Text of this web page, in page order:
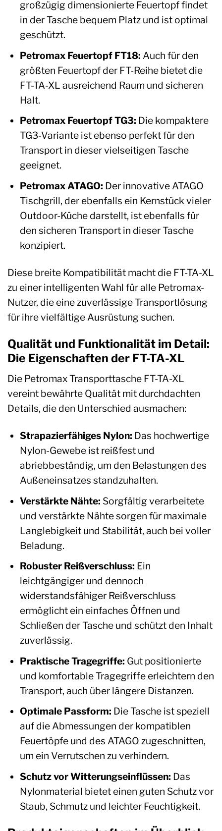
großzügig dimensionierte Feuertopf findet
in der Tasche bequem Platz und ist optimal
geschützt.
Petromax Feuertopf FT18: Auch für den
größten Feuertopf der FT-Reihe bietet die
FT-TA-XL ausreichend Raum und sicheren
Halt.
Petromax Feuertopf TG3: Die kompaktere
TG3-Variante ist ebenso perfekt für den
Transport in dieser vielseitigen Tasche
geeignet.
Petromax ATAGO: Der innovative ATAGO
Tischgrill, der ebenfalls ein Kernstück vieler
Outdoor-Küche darstellt, ist ebenfalls für
den sicheren Transport in dieser Tasche
konzipiert.
Diese breite Kompatibilität macht die FT-TA-XL
zu einer intelligenten Wahl für alle Petromax-
Nutzer, die eine zuverlässige Transportlösung
für ihre vielfältige Ausrüstung suchen.
Qualität und Funktionalität im Detail:
Die Eigenschaften der FT-TA-XL
Die Petromax Transporttasche FT-TA-XL
vereint bewährte Qualität mit durchdachten
Details, die den Unterschied ausmachen:
Strapazierfähiges Nylon: Das hochwertige
Nylon-Gewebe ist reißfest und
abriebbeständig, um den Belastungen des
Außeneinsatzes standzuhalten.
Verstärkte Nähte: Sorgfältig verarbeitete
und verstärkte Nähte sorgen für maximale
Langlebigkeit und Stabilität, auch bei voller
Beladung.
Robuster Reißverschluss: Ein
leichtgängiger und dennoch
widerstandsfähiger Reißverschluss
ermöglicht ein einfaches Öffnen und
Schließen der Tasche und schützt den Inhalt
zuverlässig.
Praktische Tragegriffe: Gut positionierte
und komfortable Tragegriffe erleichtern den
Transport, auch über längere Distanzen.
Optimale Passform: Die Tasche ist speziell
auf die Abmessungen der kompatiblen
Feuertöpfe und des ATAGO zugeschnitten,
um ein Verrutschen zu verhindern.
Schutz vor Witterungseinflüssen: Das
Nylonmaterial bietet einen guten Schutz vor
Staub, Schmutz und leichter Feuchtigkeit.